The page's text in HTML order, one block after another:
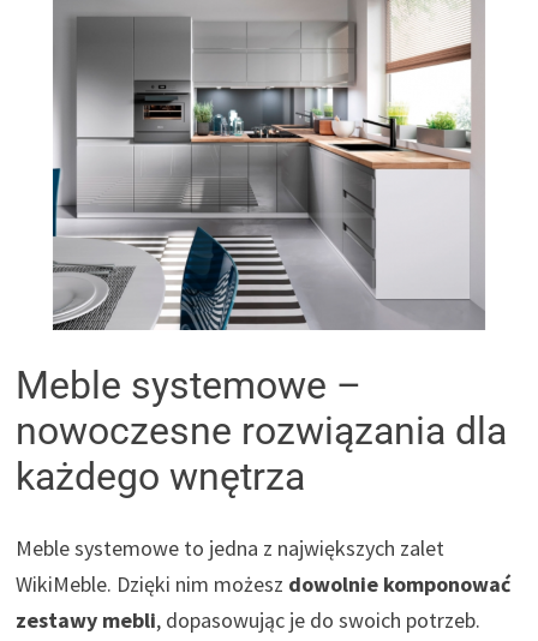
Meble systemowe –
nowoczesne rozwiązania dla
każdego wnętrza
Meble systemowe to jedna z największych zalet
WikiMeble. Dzięki nim możesz dowolnie komponować
zestawy mebli, dopasowując je do swoich potrzeb.